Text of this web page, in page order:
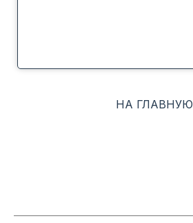
НА ГЛАВНУЮ